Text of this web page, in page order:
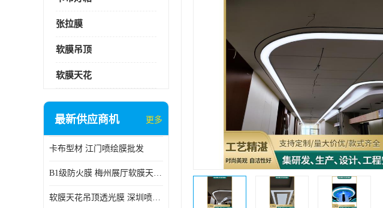
张拉膜
软膜吊顶
软膜天花
最新供应商机 更多
卡布型材 江门喷绘膜批发
B1级防火膜 梅州展厅软膜天花批发
软膜天花吊顶透光膜 深圳喷绘膜批发